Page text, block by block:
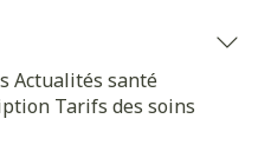
Actualités santé
Tarifs des soins